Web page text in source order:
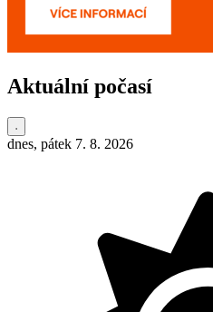
Aktuální počasí
dnes, pátek 7. 8. 2026